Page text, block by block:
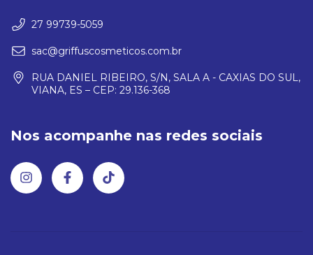
27 99739-5059
sac@griffuscosmeticos.com.br
RUA DANIEL RIBEIRO, S/N, SALA A - CAXIAS DO SUL,
VIANA, ES – CEP: 29.136-368
Nos acompanhe nas redes sociais